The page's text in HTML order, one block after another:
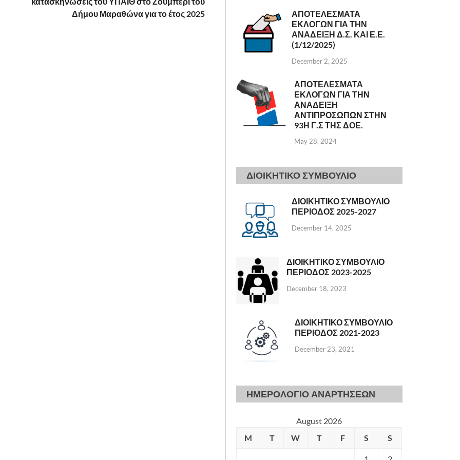
Δήμου Μαραθώνα για το έτος 2025
ΑΠΟΤΕΛΕΣΜΑΤΑ
ΕΚΛΟΓΩΝ ΓΙΑ ΤΗΝ
ΑΝΑΔΕΙΞΗ Δ.Σ. ΚΑΙ Ε.Ε.
(1/12/2025)
December 2, 2025
ΑΠΟΤΕΛΕΣΜΑΤΑ
ΕΚΛΟΓΩΝ ΓΙΑ ΤΗΝ
ΑΝΑΔΕΙΞΗ
ΑΝΤΙΠΡΟΣΩΠΩΝ ΣΤΗΝ
93Η Γ.Σ ΤΗΣ ΔΟΕ.
May 28, 2024
ΔΙΟΙΚΗΤΙΚΟ ΣΥΜΒΟΥΛΙΟ
ΔΙΟΙΚΗΤΙΚΟ ΣΥΜΒΟΥΛΙΟ
ΠΕΡΙΟΔΟΣ 2025-2027
December 14, 2025
ΔΙΟΙΚΗΤΙΚΟ ΣΥΜΒΟΥΛΙΟ
ΠΕΡΙΟΔΟΣ 2023-2025
December 18, 2023
ΔΙΟΙΚΗΤΙΚΟ ΣΥΜΒΟΥΛΙΟ
ΠΕΡΙΟΔΟΣ 2021-2023
December 23, 2021
ΗΜΕΡΟΛΟΓΙΟ ΑΝΑΡΤΗΣΕΩΝ
August 2026
M
T W T F S S